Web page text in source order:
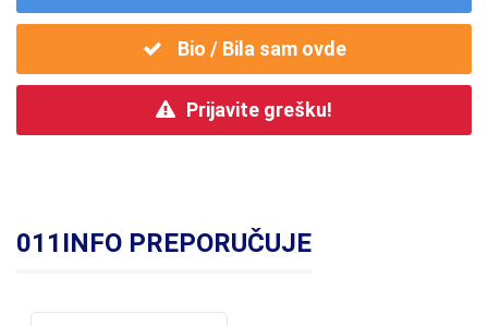
Bio / Bila sam ovde
Prijavite grešku!
011INFO PREPORUČUJE